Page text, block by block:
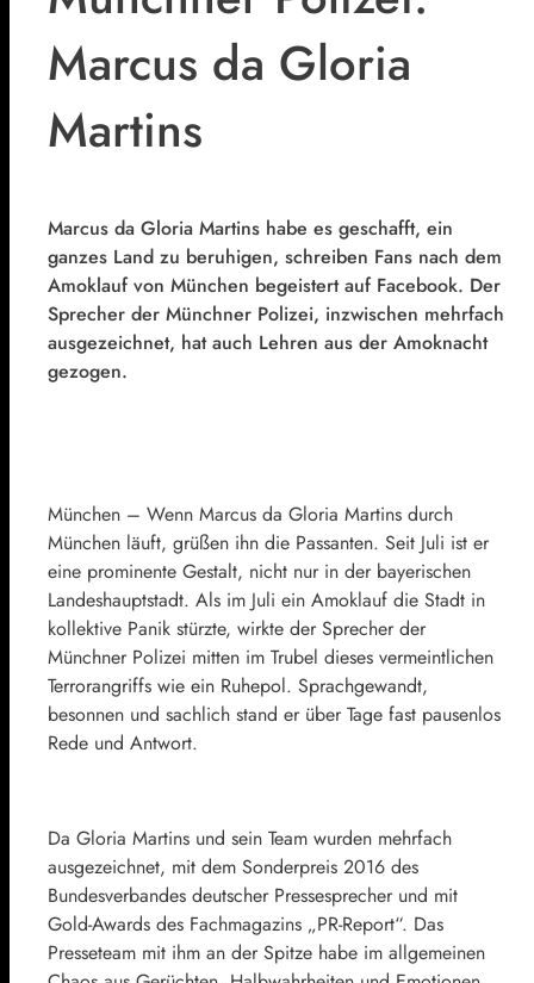
Marcus da Gloria
Martins
Marcus da Gloria Martins habe es geschafft, ein
ganzes Land zu beruhigen, schreiben Fans nach dem
Amoklauf von München begeistert auf Facebook. Der
Sprecher der Münchner Polizei, inzwischen mehrfach
ausgezeichnet, hat auch Lehren aus der Amoknacht
gezogen.
München – Wenn Marcus da Gloria Martins durch
München läuft, grüßen ihn die Passanten. Seit Juli ist er
eine prominente Gestalt, nicht nur in der bayerischen
Landeshauptstadt. Als im Juli ein Amoklauf die Stadt in
kollektive Panik stürzte, wirkte der Sprecher der
Münchner Polizei mitten im Trubel dieses vermeintlichen
Terrorangriffs wie ein Ruhepol. Sprachgewandt,
besonnen und sachlich stand er über Tage fast pausenlos
Rede und Antwort.
Da Gloria Martins und sein Team wurden mehrfach
ausgezeichnet, mit dem Sonderpreis 2016 des
Bundesverbandes deutscher Pressesprecher und mit
Gold-Awards des Fachmagazins „PR-Report“. Das
Presseteam mit ihm an der Spitze habe im allgemeinen